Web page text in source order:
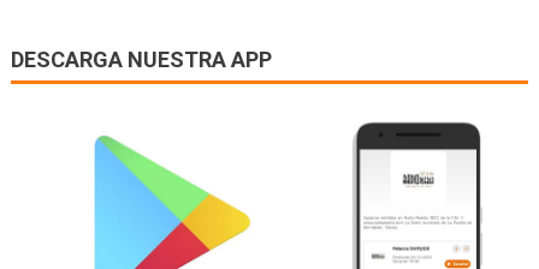
DESCARGA NUESTRA APP